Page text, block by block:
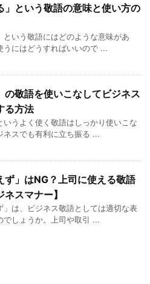
」という敬語の意味と使い方の
という敬語にはどのような意味があ
うにはどうすればいいので ...
の敬語を使いこなしてビジネス
る方法
いうよく使く敬語はしっかり使いこな
ネスでも有利に立ち振る ...
ず」はNG？上司に使える敬語
スマナー】
」は、ビジネス敬語としては適切な表
でしょうか。上司や取引 ...